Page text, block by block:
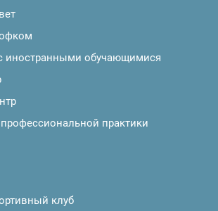
иностранными обучающимися
практики
клуб